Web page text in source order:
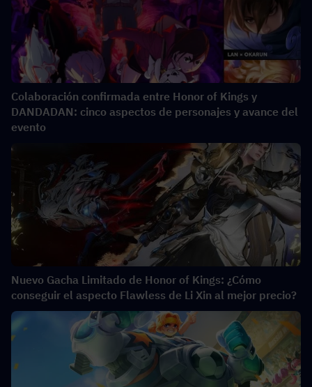
Colaboración confirmada entre Honor of Kings y
DANDADAN: cinco aspectos de personajes y avance del
evento
Nuevo Gacha Limitado de Honor of Kings: ¿Cómo
conseguir el aspecto Flawless de Li Xin al mejor precio?